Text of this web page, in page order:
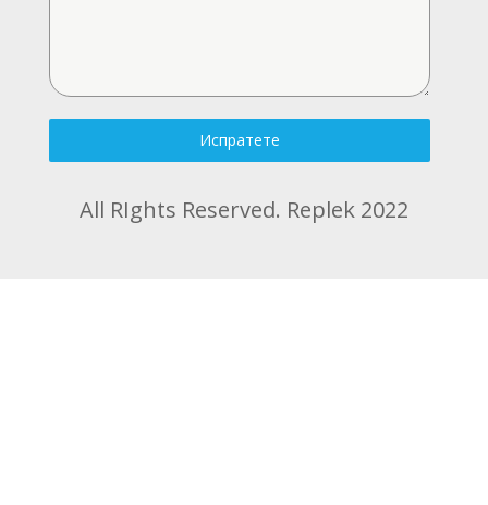
Испратете
All RIghts Reserved. Replek 2022